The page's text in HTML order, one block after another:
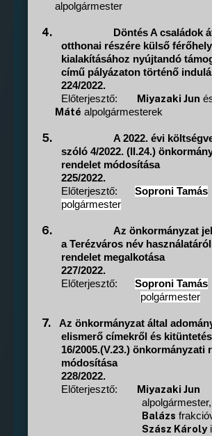
alpolgármester
4.
Döntés A családok
otthonai részére külső
kialakításához nyújtandó
című pályázaton történő
224/2022.
Előterjesztő:
Miyazaki Jun
Máté alpolgármesterek
5.
A 2022. évi
szóló 4/2022. (II.24.)
rendelet módosítása
225/2022.
Előterjesztő:
Soproni Tamás
polgármester
6.
Az önkormányzat
a Terézváros név
rendelet megalkotása
227/2022.
Előterjesztő:
Soproni Tamás
polgármester
7.
Az önkormányzat által
elismerő címekről és
16/2005.(V.23.) önkormányzati
módosítása
228/2022.
Előterjesztő:
Miyazaki Jun
alpolgármester,
Balázs
Szász Károly